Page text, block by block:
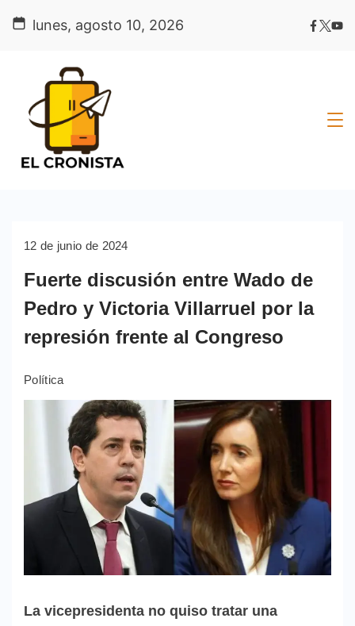
lunes, agosto 10, 2026
12 de junio de 2024
Fuerte discusión entre Wado de
Pedro y Victoria Villarruel por la
represión frente al Congreso
Política
La vicepresidenta no quiso tratar una